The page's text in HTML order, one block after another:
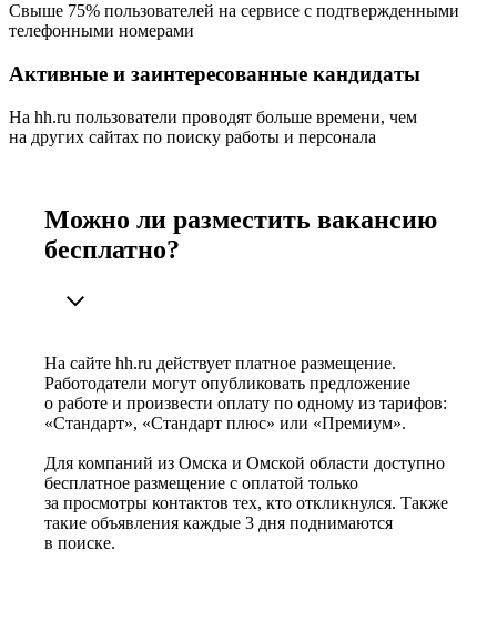
Свыше 75% пользователей на сервисе с подтвержденными
телефонными номерами
Активные и заинтересованные кандидаты
На hh.ru пользователи проводят больше времени, чем
на других сайтах по поиску работы и персонала
Можно ли разместить вакансию
бесплатно?
На сайте hh.ru действует платное размещение.
Работодатели могут опубликовать предложение
о работе и произвести оплату по одному из тарифов:
«Стандарт», «Стандарт плюс» или «Премиум».
Для компаний из Омска и Омской области доступно
бесплатное размещение с оплатой только
за просмотры контактов тех, кто откликнулся. Также
такие объявления каждые 3 дня поднимаются
в поиске.